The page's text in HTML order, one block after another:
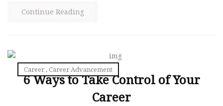
Continue Reading
Career, Career Advancement
6 Ways to Take Control of Your
Career